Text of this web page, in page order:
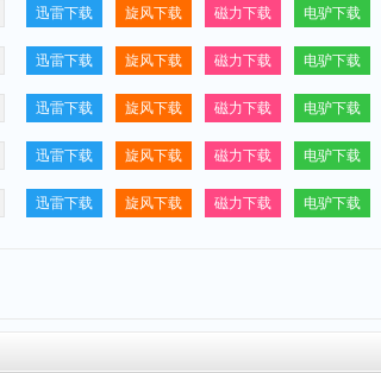
迅雷下载 旋风下载 磁力下载 电驴下载
迅雷下载 旋风下载 磁力下载 电驴下载
迅雷下载 旋风下载 磁力下载 电驴下载
迅雷下载 旋风下载 磁力下载 电驴下载
迅雷下载 旋风下载 磁力下载 电驴下载